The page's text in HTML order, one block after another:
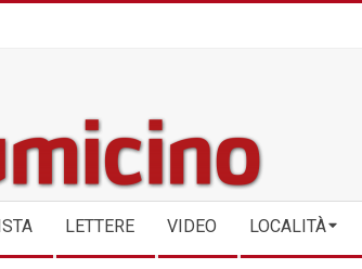
LETTERE VIDEO LOCALITÀ